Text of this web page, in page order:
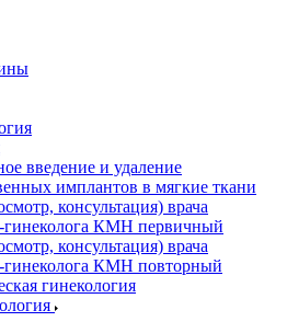
введение и удаление
имплантов в мягкие ткани
консультация) врача
гинеколога КМН первичный
консультация) врача
гинеколога КМН повторный
гинекология